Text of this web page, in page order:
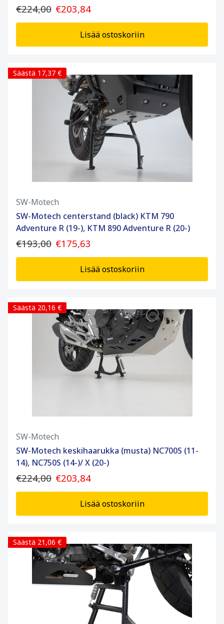
€224,00 €203,84
Lisää ostoskoriin
Säästä 17,37 €
SW-Motech
SW-Motech centerstand (black) KTM 790
Adventure R (19-), KTM 890 Adventure R (20-)
€193,00 €175,63
Lisää ostoskoriin
Säästä 20,16 €
SW-Motech
SW-Motech keskihaarukka (musta) NC700S (11-
14), NC750S (14-)/ X (20-)
€224,00 €203,84
Lisää ostoskoriin
Säästä 21,06 €